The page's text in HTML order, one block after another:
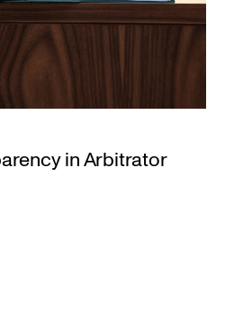
in Arbitrator